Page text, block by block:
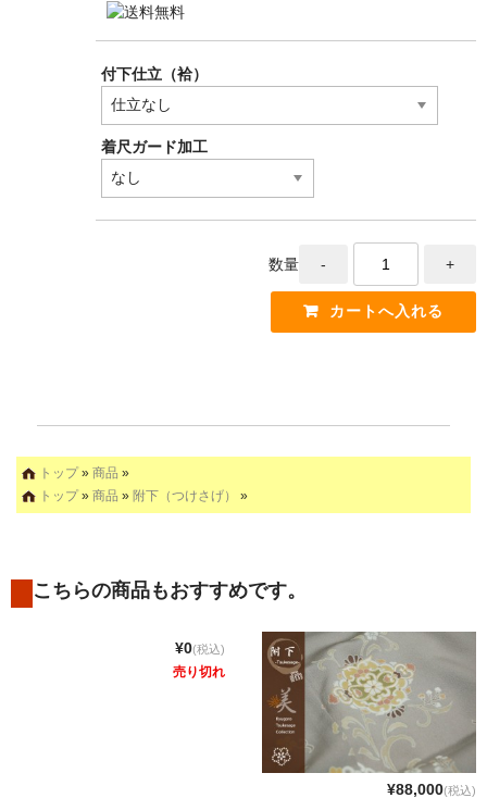
付下仕立（袷）
着尺ガード加工
数量
トップ» 商品 »
トップ» 商品 » 附下（つけさげ） »
こちらの商品もおすすめです。
¥0(税込)
売り切れ
¥88,000(税込)